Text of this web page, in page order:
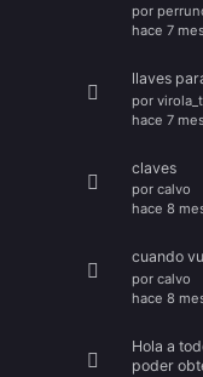
por
hace 7
llaves
por
hace 7
claves
por calvo
hace 8
cuando
por calvo
hace 8
Hola a
poder